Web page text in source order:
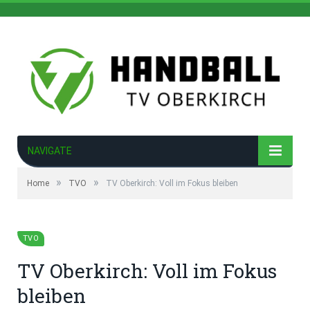
NAVIGATE
Home » TVO » TV Oberkirch: Voll im Fokus bleiben
TVO
TV Oberkirch: Voll im Fokus
bleiben